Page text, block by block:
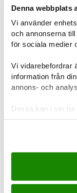
Denna webbplats
Vi använder
och annonserna
för sociala medier
Vi vidarebefordrar
information från
annons- och
Dessa kan i sin
information som
Datum
17 aug 2026
Plats
Ansökan
Ansökan
Ledare